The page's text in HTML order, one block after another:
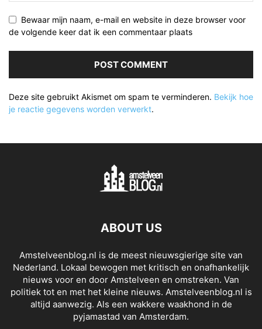
Bewaar mijn naam, e-mail en website in deze browser voor
de volgende keer dat ik een commentaar plaats
Deze site gebruikt Akismet om spam te verminderen. Bekijk hoe
je reactie gegevens worden verwerkt.
ABOUT US
Amstelveenblog.nl is de meest nieuwsgierige site van
Nederland. Lokaal bewogen met kritisch en onafhankelijk
nieuws voor en door Amstelveen en omstreken. Van
politiek tot en met het kleine nieuws. Amstelveenblog.nl is
altijd aanwezig. Als een wakkere waakhond in de
pyjamastad van Amsterdam.